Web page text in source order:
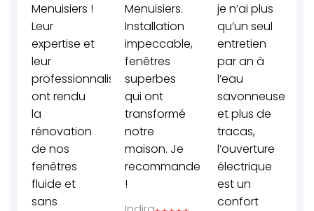
Menuisiers !
Leur
expertise et
leur
professionnalisme
ont rendu
la
rénovation
de nos
fenêtres
fluide et
sans
Menuisiers.
Installation
impeccable,
fenêtres
superbes
qui ont
transformé
notre
maison. Je
recommande
!
je n’ai plus
qu’un seul
entretien
par an à
l’eau
savonneuse
et plus de
tracas,
l’ouverture
électrique
est un
confort